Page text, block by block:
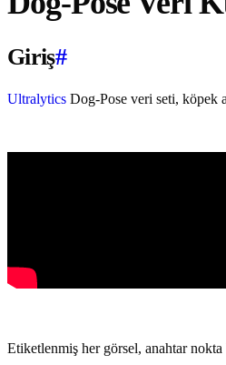
Giriş#
Ultralytics Dog-Pose veri seti, köpek
Etiketlenmiş her görsel, anahtar